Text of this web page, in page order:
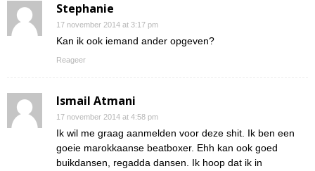
Stephanie
17 november 2014 at 3:17 pm
Kan ik ook iemand ander opgeven?
Reageer
Ismail Atmani
17 november 2014 at 4:58 pm
Ik wil me graag aanmelden voor deze shit. Ik ben een
goeie marokkaanse beatboxer. Ehh kan ook goed
buikdansen, regadda dansen. Ik hoop dat ik in